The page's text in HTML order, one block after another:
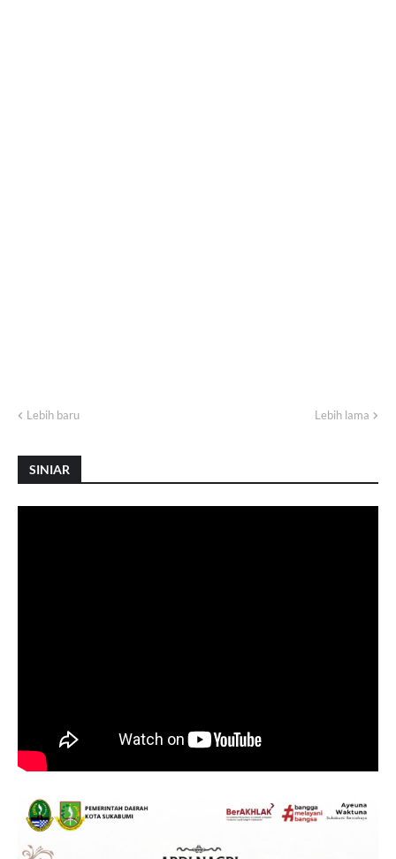
Lebih baru Lebih lama
SINIAR